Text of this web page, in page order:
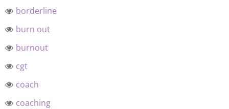
borderline
burn out
burnout
cgt
coach
coaching